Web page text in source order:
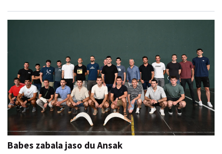
Babes zabala jaso du Ansak